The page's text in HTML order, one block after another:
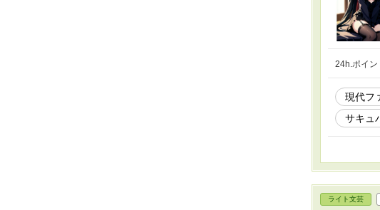
24h.ポイ
現代フ
サキュ
ライト文芸